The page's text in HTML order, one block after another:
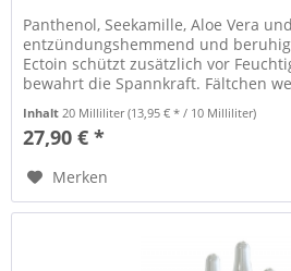
Panthenol, Seekamille, Aloe Vera
entzündungshemmend und
Ectoin schützt zusätzlich vor
bewahrt die Spannkraft. Fältchen
Inhalt20 Milliliter(13,95 € * / 10 Milliliter)
27,90 € *
Merken